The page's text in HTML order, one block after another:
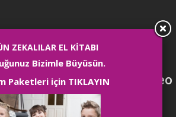
ZEKALILAR EL KİTABI
Bizimle Büyüsün.
Paketleri için TIKLAYIN